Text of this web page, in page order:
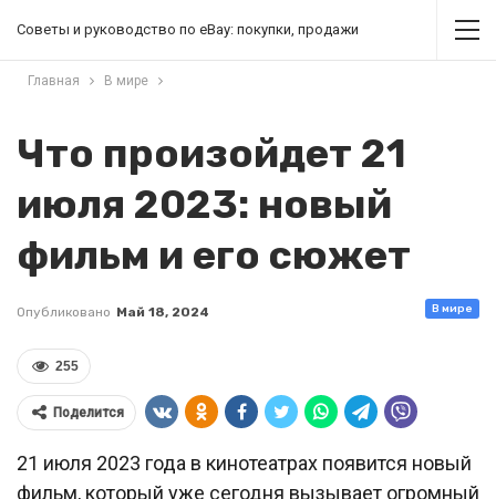
Советы и руководство по eBay: покупки, продажи
Главная В мире
Что произойдет 21
июля 2023: новый
фильм и его сюжет
В мире
Опубликовано Май 18, 2024
255
Поделится
21 июля 2023 года в кинотеатрах появится новый
фильм, который уже сегодня вызывает огромный